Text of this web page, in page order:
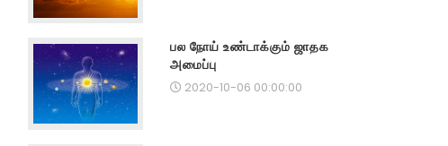
பல நோய் உண்டாக்கும் ஜாதக
அமைப்பு
2020-10-06 00:00:00